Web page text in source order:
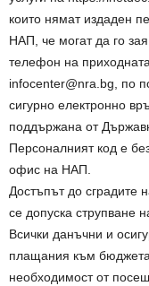
които нямат издаден
НАП, че могат да го
телефон на
infocenter@nra.bg, по
сигурно електронно
поддържана от
Персоналният код е
офис на НАП.
Достъпът до сградите
се допуска струпване
Всички данъчни и
плащания към
необходимост от